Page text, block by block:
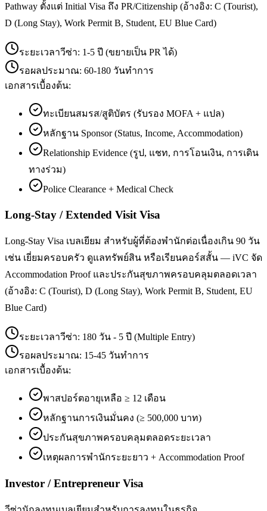
Pathway ตั้งแต่ Initial Visa ถึง PR/Citizenship (อ้างอิง: C (Tourist),
D (Long Stay), Work Permit B, Student, EU Blue Card)
ระยะเวลาวีซ่า: 1-5 ปี (ขยายเป็น PR ได้)
รอผลประมาณ: 60-180 วันทำการ
เอกสารเบื้องต้น:
ทะเบียนสมรส/สูติบัตร (รับรอง MOFA + แปล)
หลักฐาน Sponsor (Status, Income, Accommodation)
Relationship Evidence (รูป, แชท, การโอนเงิน, การเดิน
ทางร่วม)
Police Clearance + Medical Check
Long-Stay / Extended Visit Visa
Long-Stay Visa เบลเยียม สำหรับผู้ที่ต้องพำนักต่อเนื่องเกิน 90 วัน
เช่น เยี่ยมครอบครัว ดูแลทรัพย์สิน หรือเรียนคอร์สสั้น — iVC จัด
Accommodation Proof และประกันสุขภาพครอบคลุมตลอดเวลา
(อ้างอิง: C (Tourist), D (Long Stay), Work Permit B, Student, EU
Blue Card)
ระยะเวลาวีซ่า: 180 วัน - 5 ปี (Multiple Entry)
รอผลประมาณ: 15-45 วันทำการ
เอกสารเบื้องต้น:
พาสปอร์ตอายุเหลือ ≥ 12 เดือน
หลักฐานการเงินมั่นคง (≥ 500,000 บาท)
ประกันสุขภาพครอบคลุมตลอดระยะเวลา
เหตุผลการพำนักระยะยาว + Accommodation Proof
Investor / Entrepreneur Visa